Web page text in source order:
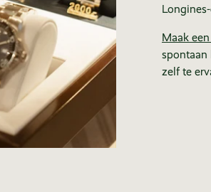
Maak
spontaan
zelf te